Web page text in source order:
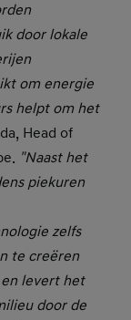
door lokale
om energie
helpt om het
Head of
"Naast het
piekuren
zelfs
te creëren
levert het
door de